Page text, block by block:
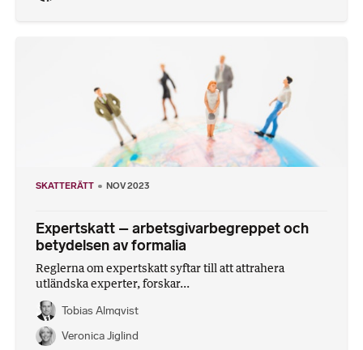
SKATTERÄTT NOV 2023
Expertskatt – arbetsgivarbegreppet och
betydelsen av formalia
Reglerna om expertskatt syftar till att attrahera
utländska experter, forskar...
Tobias Almqvist
Veronica Jiglind